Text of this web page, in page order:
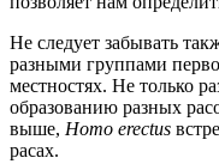
Не следует забывать
разными группами
местностях. Не только
образованию разных
выше, Homo erectus
расах.